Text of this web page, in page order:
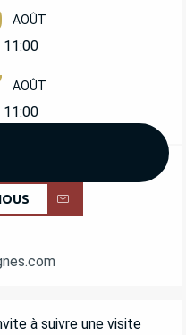
AOÛT
11:00
AOÛT
11:00
à suivre une visite